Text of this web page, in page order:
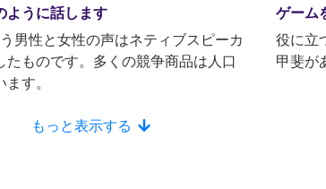
ように話します
男性と女性の声はネティブスピーカ
たものです。多くの競争商品は人口
す。
ゲーム
役に立
甲斐が
もっと表示する